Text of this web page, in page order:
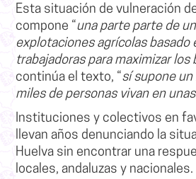
Esta situación de vulneración
compone “una parte parte de
explotaciones agrícolas basado
trabajadoras para maximizar los
continúa el texto, “sí supone
miles de personas vivan en
Instituciones y colectivos en
llevan años denunciando la
Huelva sin encontrar una
locales, andaluzas y